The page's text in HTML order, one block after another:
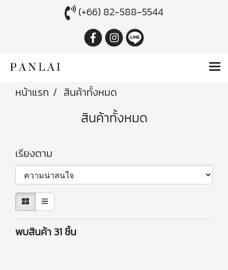
(+66) 82-588-5544
หน้าแรก สินค้าทั้งหมด
สินค้าทั้งหมด
เรียงตาม
พบสินค้า 31 ชิ้น